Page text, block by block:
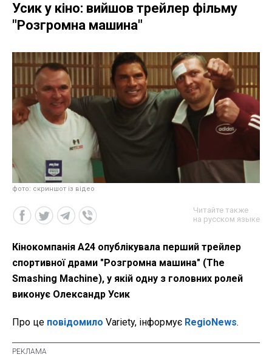
Усик у кіно: вийшов трейлер фільму
"Розгромна машина"
фото: скриншот із відео
Читайте также
на русском языке
Кінокомпанія A24 опублікувала перший трейлер
спортивної драми "Розгромна машина" (The
Smashing Machine), у якій одну з головних ролей
виконує Олександр Усик
Про це повідомило Variety, інформує RegioNews.